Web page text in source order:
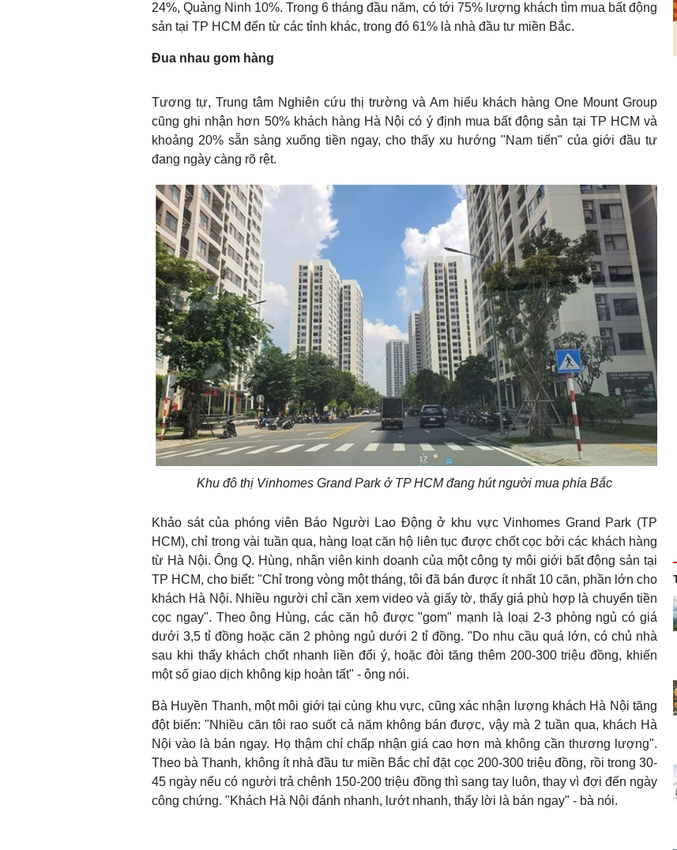
24%, Quảng Ninh 10%. Trong 6 tháng đầu năm, có tới 75% lượng khách tìm mua bất động
sản tại TP HCM đến từ các tỉnh khác, trong đó 61% là nhà đầu tư miền Bắc.
Đua nhau gom hàng
Tương tự, Trung tâm Nghiên cứu thị trường và Am hiểu khách hàng One Mount Group
cũng ghi nhận hơn 50% khách hàng Hà Nội có ý định mua bất động sản tại TP HCM và
khoảng 20% sẵn sàng xuống tiền ngay, cho thấy xu hướng "Nam tiến" của giới đầu tư
đang ngày càng rõ rệt.
Khu đô thị Vinhomes Grand Park ở TP HCM đang hút người mua phía Bắc
Khảo sát của phóng viên Báo Người Lao Động ở khu vực Vinhomes Grand Park (TP
HCM), chỉ trong vài tuần qua, hàng loạt căn hộ liên tục được chốt cọc bởi các khách hàng
từ Hà Nội. Ông Q. Hùng, nhân viên kinh doanh của một công ty môi giới bất động sản tại
TP HCM, cho biết: "Chỉ trong vòng một tháng, tôi đã bán được ít nhất 10 căn, phần lớn cho
khách Hà Nội. Nhiều người chỉ cần xem video và giấy tờ, thấy giá phù hợp là chuyển tiền
cọc ngay". Theo ông Hùng, các căn hộ được "gom" mạnh là loại 2-3 phòng ngủ có giá
dưới 3,5 tỉ đồng hoặc căn 2 phòng ngủ dưới 2 tỉ đồng. "Do nhu cầu quá lớn, có chủ nhà
sau khi thấy khách chốt nhanh liền đổi ý, hoặc đòi tăng thêm 200-300 triệu đồng, khiến
một số giao dịch không kịp hoàn tất" - ông nói.
Bà Huyền Thanh, một môi giới tại cùng khu vực, cũng xác nhận lượng khách Hà Nội tăng
đột biến: "Nhiều căn tôi rao suốt cả năm không bán được, vậy mà 2 tuần qua, khách Hà
Nội vào là bán ngay. Họ thậm chí chấp nhận giá cao hơn mà không cần thương lượng".
Theo bà Thanh, không ít nhà đầu tư miền Bắc chỉ đặt cọc 200-300 triệu đồng, rồi trong 30-
45 ngày nếu có người trả chênh 150-200 triệu đồng thì sang tay luôn, thay vì đợi đến ngày
công chứng. "Khách Hà Nội đánh nhanh, lướt nhanh, thấy lời là bán ngay" - bà nói.